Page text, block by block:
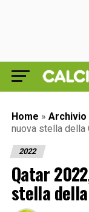
Home » Archivio
nuova stella della
2022
Qatar
stella